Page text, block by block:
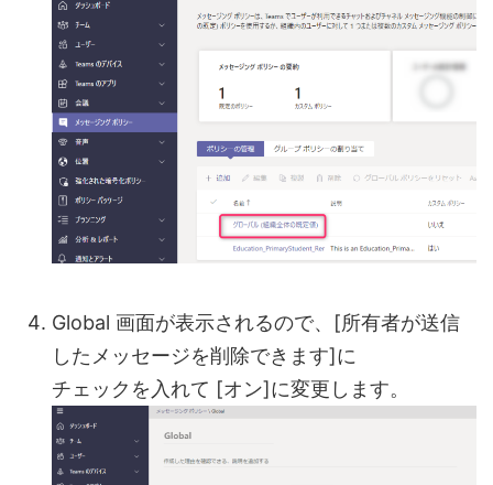
Global 画面が表示されるので、[所有者が送信
したメッセージを削除できます]に
チェックを入れて [オン]に変更します。